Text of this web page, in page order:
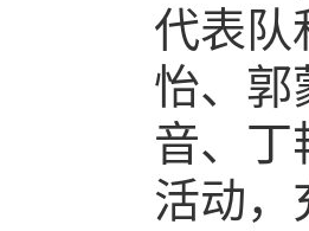
代表队
怡、郭
音、丁
活动，